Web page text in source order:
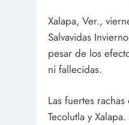
Xalapa, Ver.,
Salvavidas
pesar de los
ni fallecidas.
Las fuertes
Tecolutla y